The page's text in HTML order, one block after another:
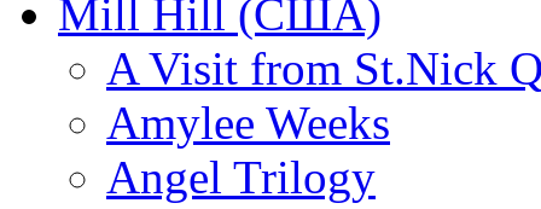
Mill Hill (США)
A Visit from St.Nick
Amylee Weeks
Angel Trilogy